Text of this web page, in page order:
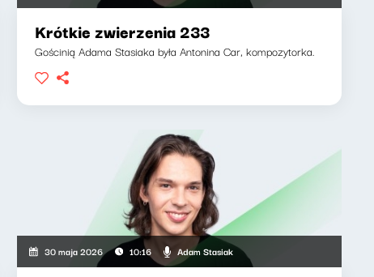
Krótkie zwierzenia 233
Gościnią Adama Stasiaka była Antonina Car, kompozytorka.
30 maja 2026 10:16 Adam Stasiak